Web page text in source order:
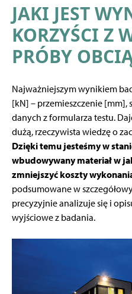
JAKI JEST
KORZYŚCI Z
PRÓBY
Najważniejszym wynikiem
[kN] – przemieszczenie
danych z formularza testu.
dużą, rzeczywista wiedzę o
Dzięki temu jesteśmy w
wbudowywany materiał w
zmniejszyć koszty
podsumowane w
precyzyjnie analizuje się i
wyjściowe z badania.